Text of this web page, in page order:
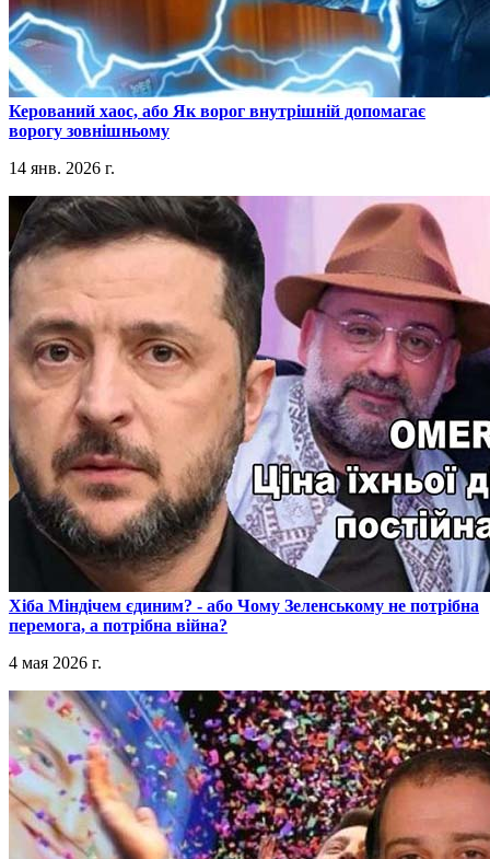
​Керований хаос, або Як ворог внутрішній допомагає
ворогу зовнішньому
14 янв. 2026 г.
​Хіба Міндічем єдиним? - або Чому Зеленському не потрібна
перемога, а потрібна війна?
4 мая 2026 г.